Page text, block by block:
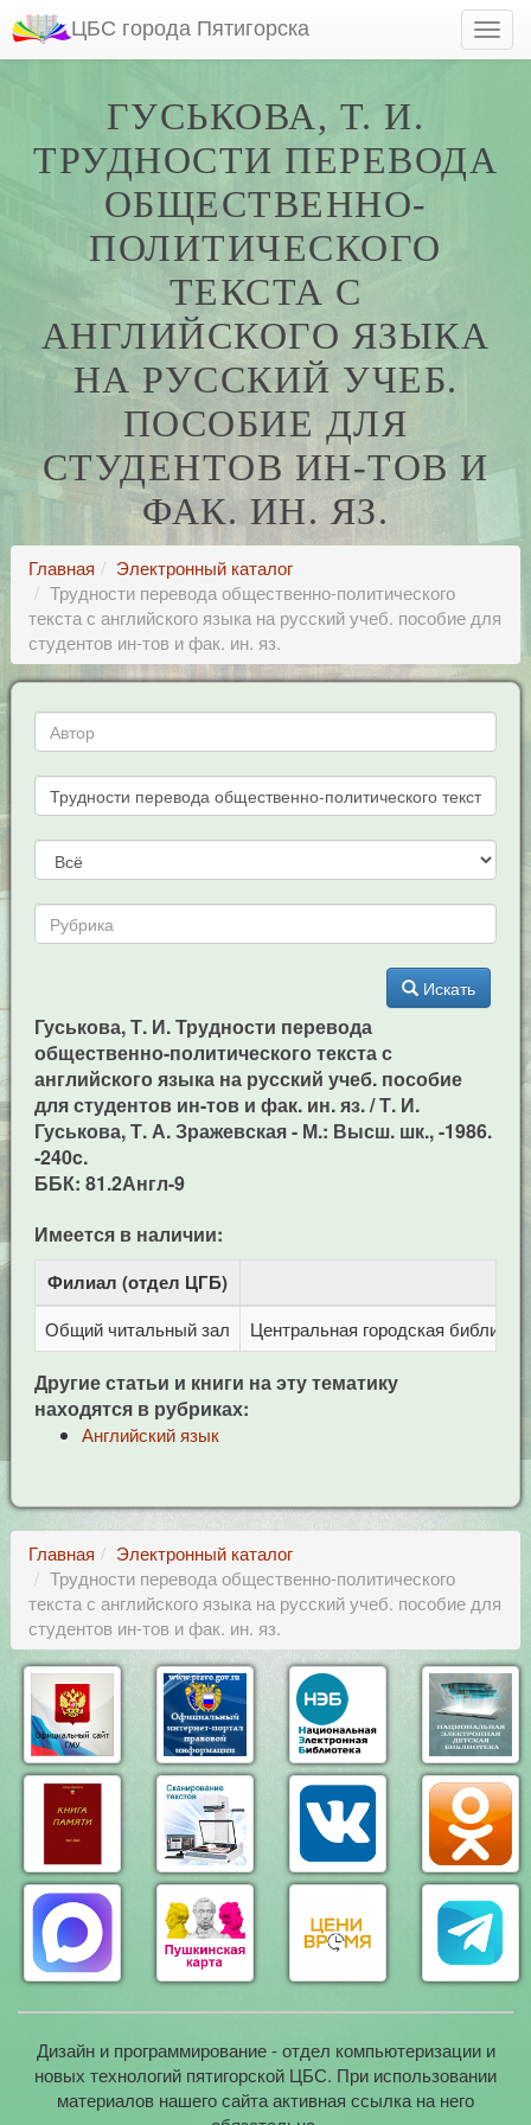
ЦБС города Пятигорска
ГУСЬКОВА, Т. И.
ТРУДНОСТИ ПЕРЕВОДА
ОБЩЕСТВЕННО-
ПОЛИТИЧЕСКОГО
ТЕКСТА С
АНГЛИЙСКОГО ЯЗЫКА
НА РУССКИЙ УЧЕБ.
ПОСОБИЕ ДЛЯ
СТУДЕНТОВ ИН-ТОВ И
ФАК. ИН. ЯЗ.
Главная
Электронный каталог
Трудности перевода общественно-политического
текста с английского языка на русский учеб. пособие для
студентов ин-тов и фак. ин. яз.
Искать
Гуськова, Т. И. Трудности перевода
общественно-политического текста с
английского языка на русский учеб. пособие
для студентов ин-тов и фак. ин. яз. / Т. И.
Гуськова, Т. А. Зражевская - М.: Высш. шк., -1986.
-240c.
ББК: 81.2Англ-9
Имеется в наличии:
Филиал (отдел ЦГБ)
Общий читальный зал Центральная городская
Другие статьи и книги на эту тематику
находятся в рубриках:
Английский язык
Главная
Электронный каталог
Трудности перевода общественно-политического
текста с английского языка на русский учеб. пособие для
студентов ин-тов и фак. ин. яз.
Дизайн и программирование - отдел компьютеризации и
новых технологий пятигорской ЦБС. При использовании
материалов нашего сайта активная ссылка на него